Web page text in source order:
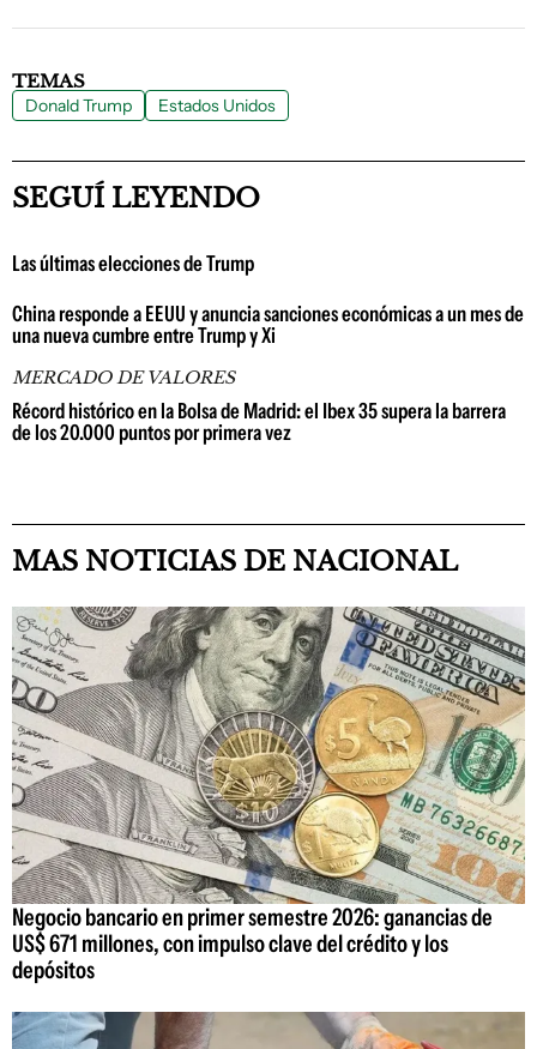
TEMAS
Donald Trump Estados Unidos
SEGUÍ LEYENDO
Las últimas elecciones de Trump
China responde a EEUU y anuncia sanciones económicas a un mes de
una nueva cumbre entre Trump y Xi
MERCADO DE VALORES
Récord histórico en la Bolsa de Madrid: el Ibex 35 supera la barrera
de los 20.000 puntos por primera vez
MAS NOTICIAS DE NACIONAL
Negocio bancario en primer semestre 2026: ganancias de
US$ 671 millones, con impulso clave del crédito y los
depósitos